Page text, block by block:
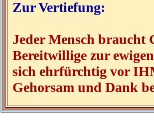
Zur Vertiefung:
Jeder Mensch braucht
Bereitwillige zur
sich ehrfürchtig vor
Gehorsam und Dank